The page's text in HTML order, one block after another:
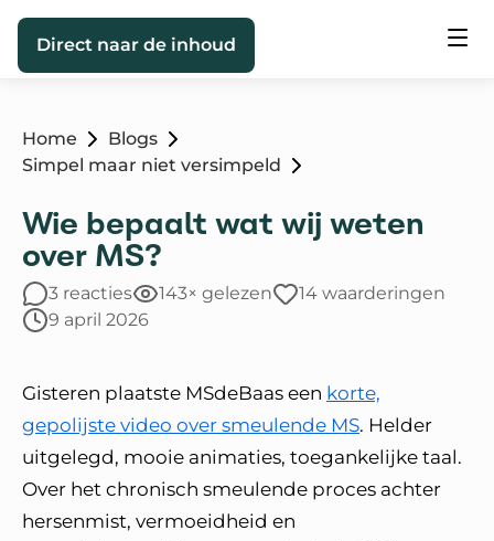
Direct naar de inhoud
Home
Blogs
Simpel maar niet versimpeld
Wie bepaalt wat wij weten
over MS?
3 reacties 143× gelezen
14 waarderingen
9 april 2026
Gisteren plaatste MSdeBaas een korte,
gepolijste video over smeulende MS. Helder
uitgelegd, mooie animaties, toegankelijke taal.
Over het chronisch smeulende proces achter
hersenmist, vermoeidheid en